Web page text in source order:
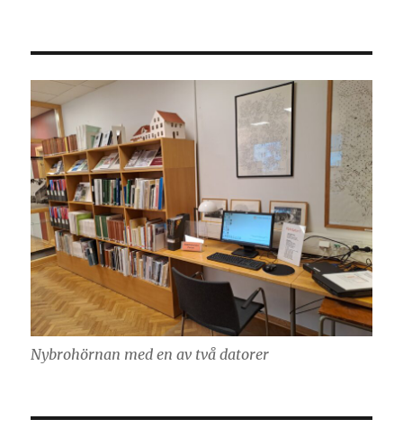
Nybrohörnan med en av två datorer